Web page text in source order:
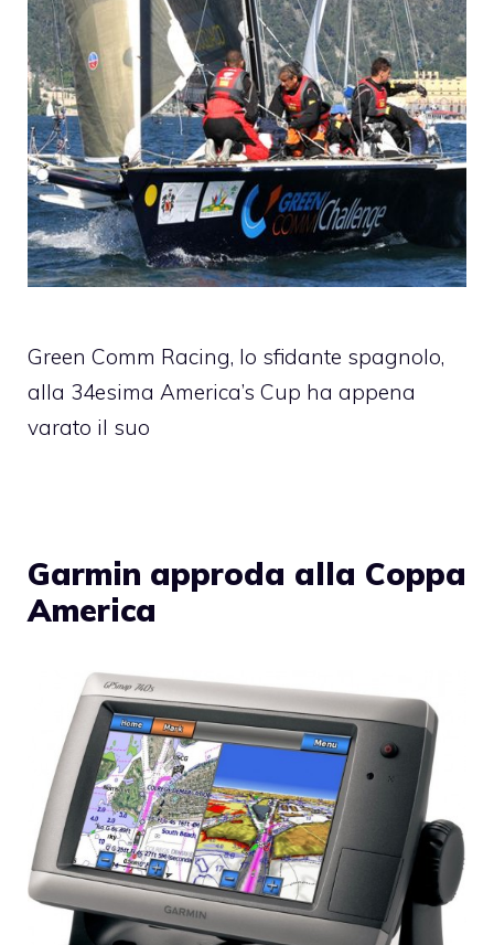
Green Comm Racing, lo sfidante spagnolo,
alla 34esima America’s Cup ha appena
varato il suo
Garmin approda alla Coppa
America